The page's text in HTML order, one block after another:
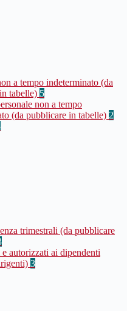
a tempo indeterminato (da
tabelle) 5
non a tempo
(da pubblicare in tabelle) 2
trimestrali (da pubblicare
autorizzati ai dipendenti
3